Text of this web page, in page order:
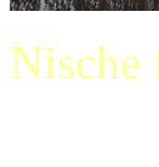
Nische